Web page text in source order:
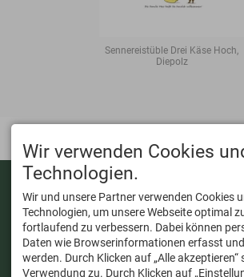
Sennereistüble Drei Käse Hoch,
Diepolz
KONTAKT
Dein Wanderguide
Mobil:
+49 17647631063
Mail:
ÜBER
TEAM
Wir verwenden Cookies
Technologien.
Wir und unsere Partner verwenden Cookies
Technologien, um unsere Webseite optimal
fortlaufend zu verbessern. Dabei können
Daten wie Browserinformationen erfasst
werden. Durch Klicken auf „Alle akzeptieren“
Verwendung zu. Durch Klicken auf